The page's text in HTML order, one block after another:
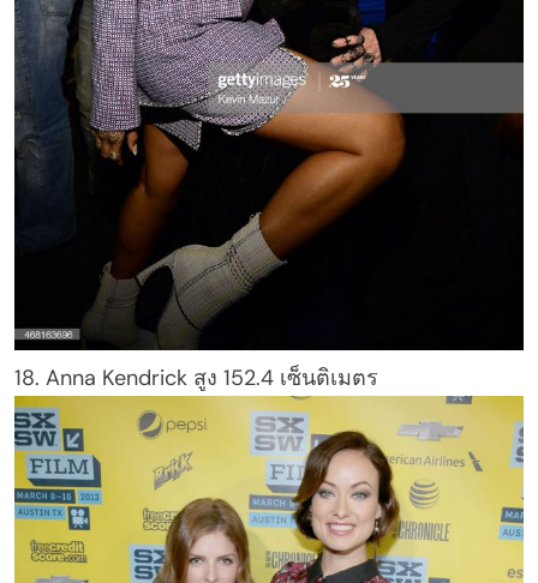
18. Anna Kendrick สูง 152.4 เซ็นติเมตร